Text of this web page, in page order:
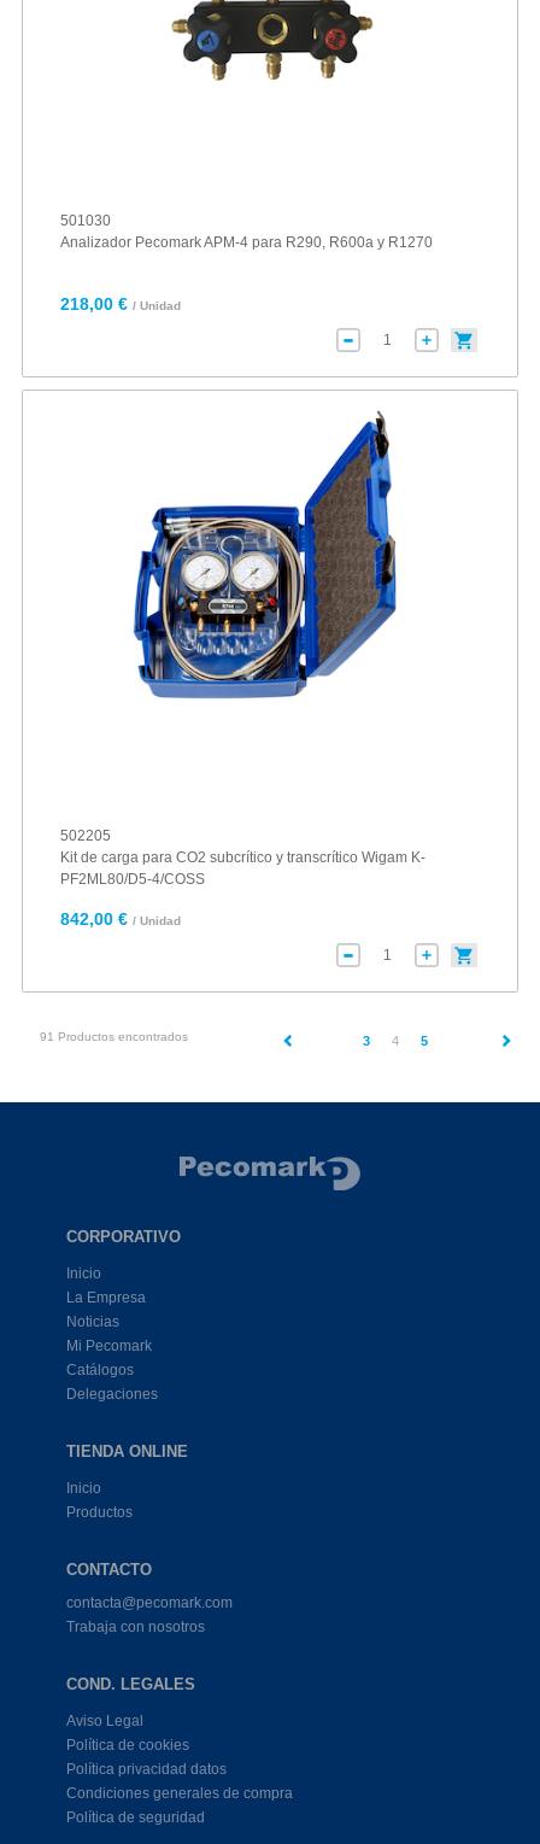
501030
Analizador Pecomark APM-4 para R290, R600a y R1270
218,00 € / Unidad
502205
Kit de carga para CO2 subcrítico y transcrítico Wigam K-
PF2ML80/D5-4/COSS
842,00 € / Unidad
91 Productos encontrados 3 4(current)
5
CORPORATIVO
Inicio
La Empresa
Noticias
Mi Pecomark
Catálogos
Delegaciones
TIENDA ONLINE
Inicio
Productos
CONTACTO
contacta@pecomark.com
Trabaja con nosotros
COND. LEGALES
Aviso Legal
Política de cookies
Política privacidad datos
Condiciones generales de compra
Política de seguridad